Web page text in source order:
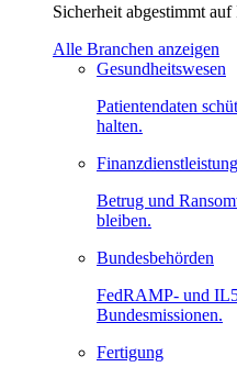
Sicherheit abgestimmt
Alle Branchen anzeigen
Gesundheitswesen
Patientendaten
halten.
Betrug und
bleiben.
Bundesbehörden
FedRAMP- und
Bundesmissionen.
Fertigung